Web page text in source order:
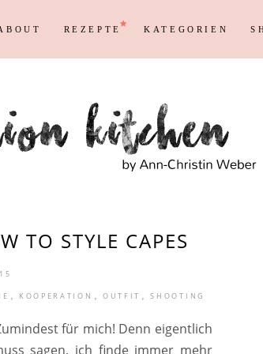
REZEPTE KATEGORIEN
Persönliches Blogging
Blog
Max
Reisen
Shopping
TO STYLE CAPES
, KOOPERATION , OUTFIT , SHOOTING
für mich! Denn eigentlich
sagen, ich finde immer mehr